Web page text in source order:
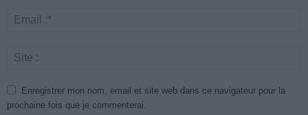
Enregistrer mon nom, email et site web dans ce navigateur pour la
prochaine fois que je commenterai.